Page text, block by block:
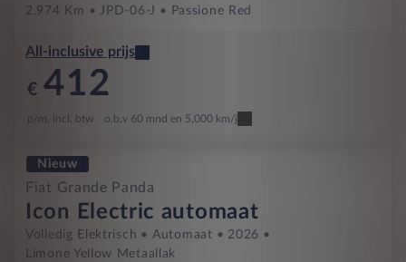
2,974 Km
JPD-06-J Passione Red
All-inclusive prijs
€ 412
p/m. incl. btw o.b.v 60 mnd en 5,000 km/j
Nieuw
Fiat Grande Panda
Icon Electric automaat
Volledig Elektrisch Automaat
2026
Limone Yellow Metaallak